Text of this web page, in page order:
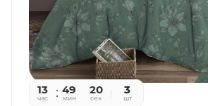
13
час
49
мин
20
сек
3
шт